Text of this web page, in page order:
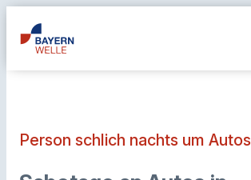
Person schlich nachts um Autos